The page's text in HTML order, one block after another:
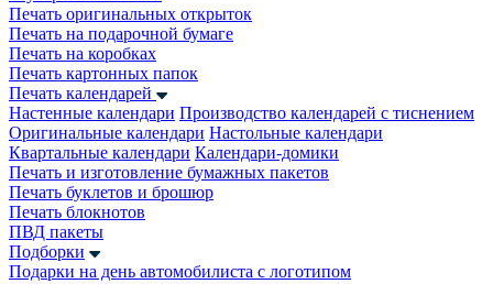
Печать оригинальных открыток
Печать на подарочной бумаге
Печать на коробках
Печать картонных папок
Печать календарей
Настенные календари Производство календарей с тиснением
Оригинальные календари Настольные календари
Квартальные календари Календари-домики
Печать и изготовление бумажных пакетов
Печать буклетов и брошюр
Печать блокнотов
ПВД пакеты
Подборки
Подарки на день автомобилиста с логотипом